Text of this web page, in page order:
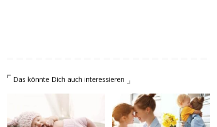
Das könnte Dich auch interessieren